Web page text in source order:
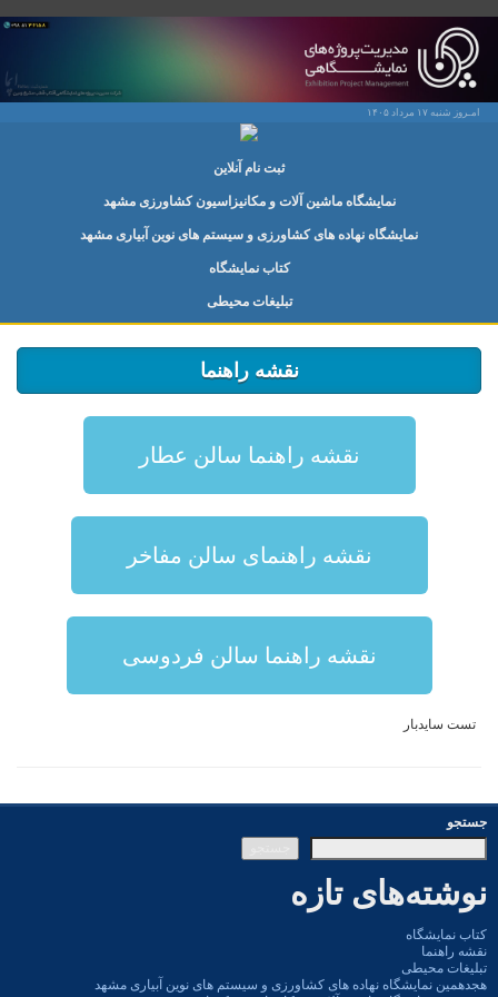
امـروز شنبه ۱۷ مرداد ۱۴۰۵
ثبت نام آنلاین
نمایشگاه ماشین آلات و مکانیزاسیون کشاورزی مشهد
نمایشگاه نهاده های کشاورزی و سیستم های نوین آبیاری مشهد
کتاب نمایشگاه
تبلیغات محیطی
نقشه راهنما
نقشه راهنما سالن عطار
نقشه راهنمای سالن مفاخر
نقشه راهنما سالن فردوسی
تست سایدبار
تازه
نمایشگاه
راهنما
محیطی
نمایشگاه نهاده های کشاورزی و سیستم های نوین آبیاری مشهد